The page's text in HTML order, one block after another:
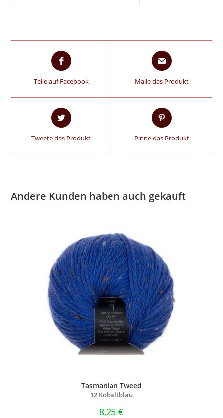
Teile auf Facebook Maile das Produkt
Tweete das Produkt Pinne das Produkt
Andere Kunden haben auch gekauft
Tasmanian Tweed
12 Kobaltblau
8,25 €